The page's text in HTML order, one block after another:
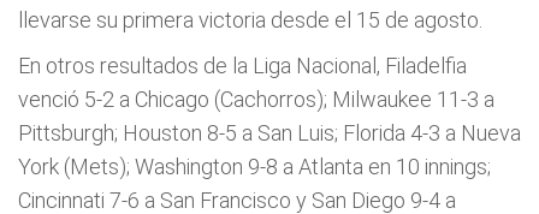
llevarse su primera victoria desde el 15 de agosto.
En otros resultados de la Liga Nacional, Filadelfia
venció 5-2 a Chicago (Cachorros); Milwaukee 11-3 a
Pittsburgh; Houston 8-5 a San Luis; Florida 4-3 a Nueva
York (Mets); Washington 9-8 a Atlanta en 10 innings;
Cincinnati 7-6 a San Francisco y San Diego 9-4 a